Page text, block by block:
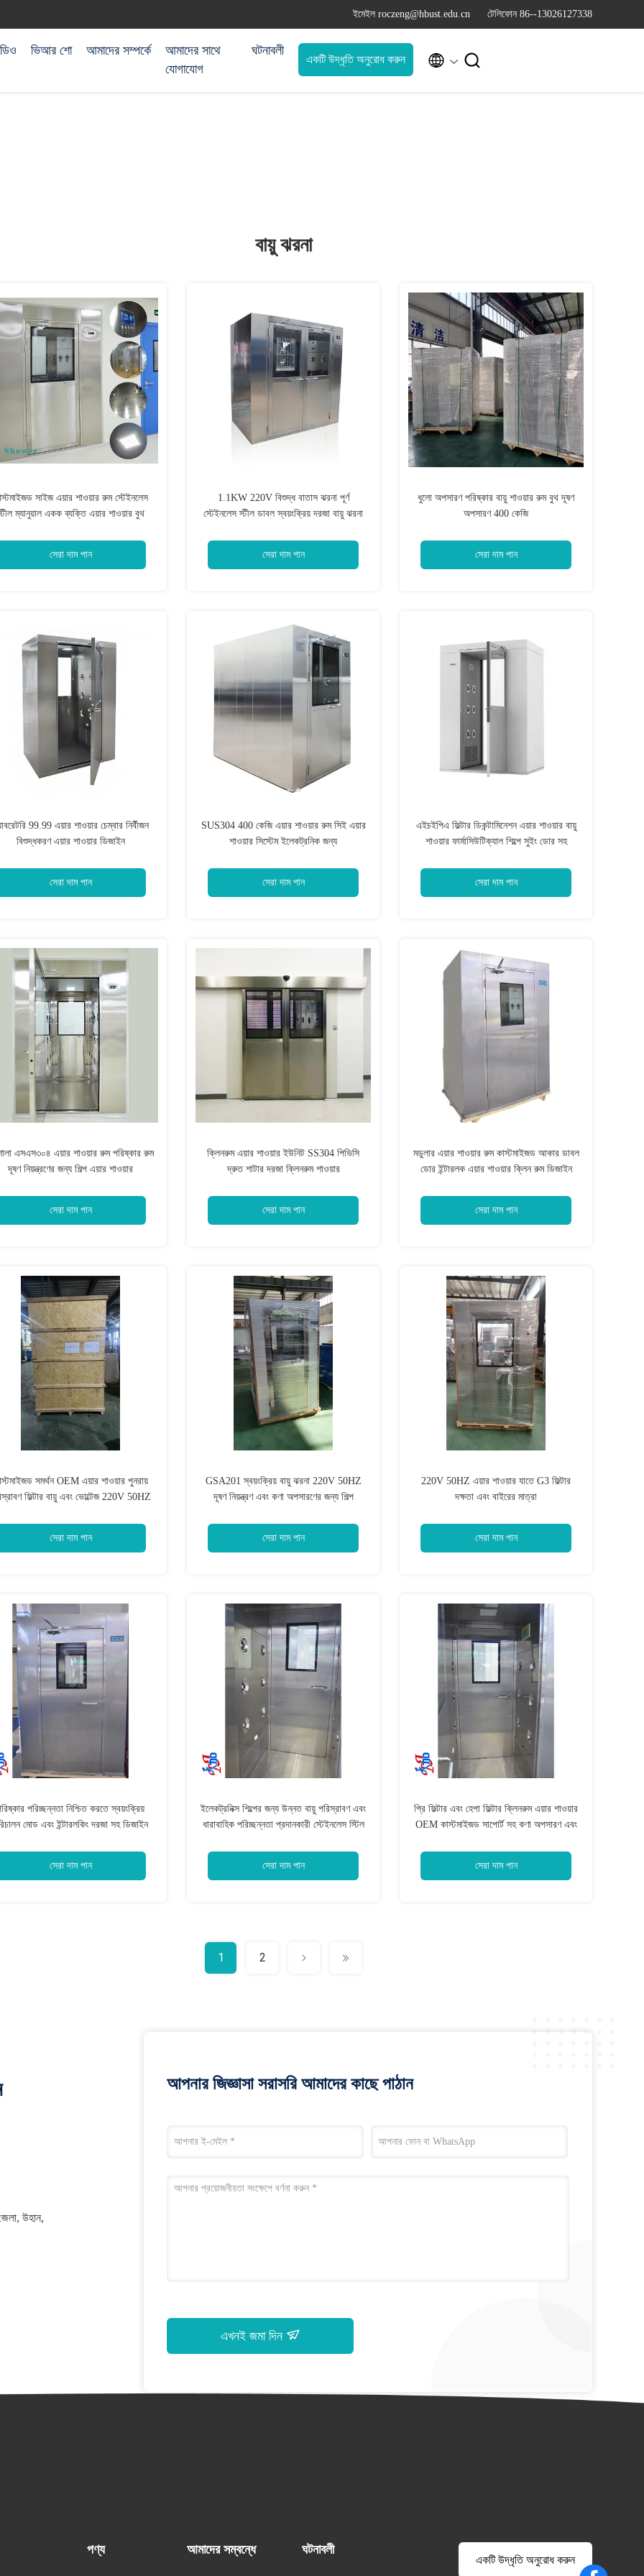
ইমেইল roczeng@hbust.edu.cn টেলিফোন 86--13026127338
ভিআর শো আমাদের সম্পর্কে
আমাদের সাথে
যোগাযোগ
ঘটনাবলী
একটি উদ্ধৃতি অনুরোধ করুন  
বায়ু ঝরনা
সাইজ এয়ার শাওয়ার রুম স্টেইনলেস
ম্যানুয়াল একক ব্যক্তি এয়ার শাওয়ার বুথ
সেরা দাম পান
1.1KW 220V বিশুদ্ধ বাতাস ঝরনা পূর্ণ
স্টেইনলেস স্টীল ডাবল স্বয়ংক্রিয় দরজা বায়ু ঝরনা
সেরা দাম পান
ধুলো অপসারণ পরিষ্কার বায়ু শাওয়ার রুম বুথ দূষণ
অপসারণ 400 কেজি
সেরা দাম পান
99.99 এয়ার শাওয়ার চেম্বার নির্বীজন
বিশুদ্ধকরণ এয়ার শাওয়ার ডিজাইন
সেরা দাম পান
SUS304 400 কেজি এয়ার শাওয়ার রুম সিই এয়ার
শাওয়ার সিস্টেম ইলেকট্রনিক জন্য
সেরা দাম পান
এইচইপিএ ফিল্টার ডিকন্টামিনেশন এয়ার শাওয়ার বায়ু
শাওয়ার ফার্মাসিউটিক্যাল শিল্পে সুইং ডোর সহ
সেরা দাম পান
এসএস৩০৪ এয়ার শাওয়ার রুম পরিষ্কার রুম
দূষণ নিয়ন্ত্রণের জন্য শিল্প এয়ার শাওয়ার
সেরা দাম পান
ক্লিনরুম এয়ার শাওয়ার ইউনিট SS304 পিভিসি
দ্রুত শাটার দরজা ক্লিনরুম শাওয়ার
সেরা দাম পান
মডুলার এয়ার শাওয়ার রুম কাস্টমাইজড আকার ডাবল
ডোর ইন্টারলক এয়ার শাওয়ার ক্লিন রুম ডিজাইন
সেরা দাম পান
সমর্থন OEM এয়ার শাওয়ার পুনরায়
ফিল্টার বায়ু এবং ভোল্টেজ 220V 50HZ
সেরা দাম পান
GSA201 স্বয়ংক্রিয় বায়ু ঝরনা 220V 50HZ
দূষণ নিয়ন্ত্রণ এবং কণা অপসারণের জন্য শিল্প
সেরা দাম পান
220V 50HZ এয়ার শাওয়ার যাতে G3 ফিল্টার
দক্ষতা এবং বাইরের মাত্রা
সেরা দাম পান
পরিচ্ছন্নতা নিশ্চিত করতে স্বয়ংক্রিয়
মোড এবং ইন্টারলকিং দরজা সহ ডিজাইন
সেরা দাম পান
ইলেকট্রনিক্স শিল্পের জন্য উন্নত বায়ু পরিস্রাবণ এবং
ধারাবাহিক পরিচ্ছন্নতা প্রদানকারী স্টেইনলেস স্টিল
সেরা দাম পান
প্রি ফিল্টার এবং হেপা ফিল্টার ক্লিনরুম এয়ার শাওয়ার
OEM কাস্টমাইজড সাপোর্ট সহ কণা অপসারণ এবং
সেরা দাম পান
1 2
উহান,
আপনার জিজ্ঞাসা সরাসরি আমাদের কাছে পাঠান
এখনই জমা দিন
পণ্য আমাদের সম্বন্ধে ঘটনাবলী
একটি উদ্ধৃতি অনুরোধ করুন